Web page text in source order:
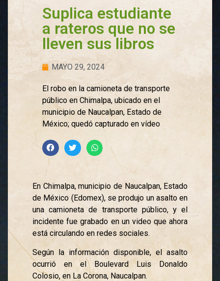
Suplica estudiante
a rateros que no se
lleven sus libros
MAYO 29, 2024
El robo en la camioneta de transporte
público en Chimalpa, ubicado en el
municipio de Naucalpan, Estado de
México; quedó capturado en vídeo
En Chimalpa, municipio de Naucalpan, Estado
de México (Edomex), se produjo un asalto en
una camioneta de transporte público, y el
incidente fue grabado en un video que ahora
está circulando en redes sociales.
Según la información disponible, el asalto
ocurrió en el Boulevard Luis Donaldo
Colosio, en La Corona, Naucalpan.